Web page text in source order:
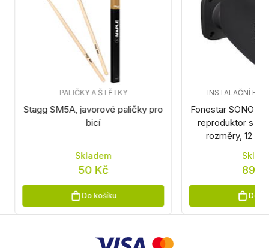
Stagg SM5A, javorové paličky pro
bicí
PALIČKY A ŠTĚTKY
Skladem
50 Kč
Do košíku
Fonestar
reproduktor s
rozměry, 12 W
INSTALAČNÍ
890
Do